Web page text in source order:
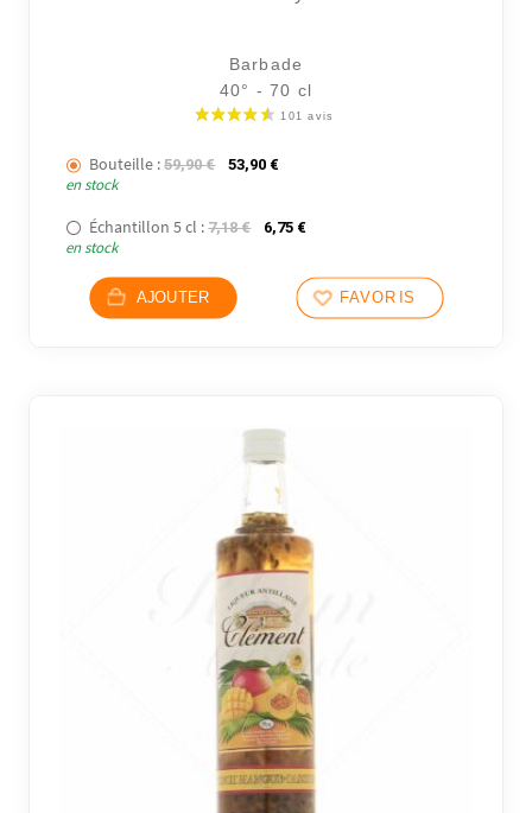
Barbade
40° - 70 cl
Bouteille : 59,90€ Le prix initial était : 59,90 €.
53,90 €Le prix actuel est : 53,90 €.
en stock
Échantillon 5 cl : 7,18€ Le prix initial était : 7,18 €.
6,75 €Le prix actuel est : 6,75 €.
en stock
AJOUTER FAVORIS